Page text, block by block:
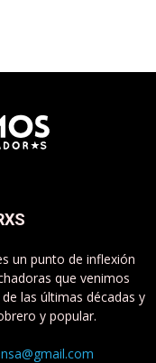
un punto de inflexión
que venimos
las últimas décadas y
y popular.